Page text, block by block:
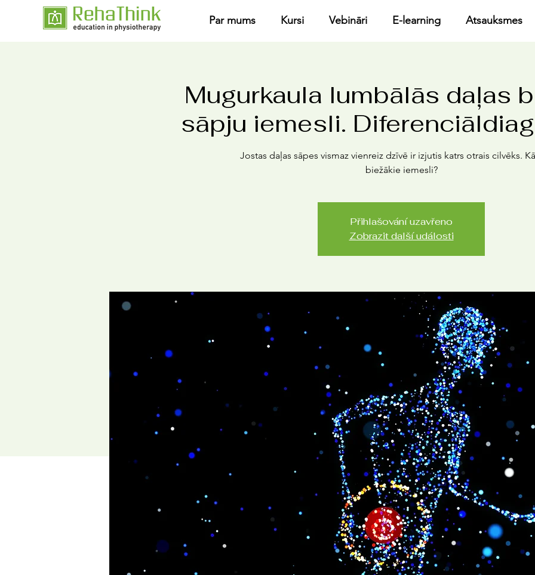
Par mums Kursi Vebināri E-learning Atsauksmes
Mugurkaula lumbālās daļas
sāpju iemesli.
Jostas daļas sāpes vismaz vienreiz dzīvē ir izjutis katrs otrais cilvēks.
biežākie iemesli?
Přihlašování uzavřeno
Zobrazit další události